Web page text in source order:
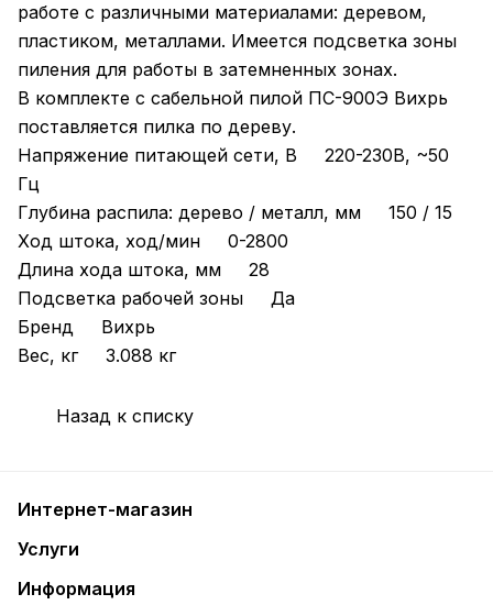
работе с различными материалами: деревом,
пластиком, металлами. Имеется подсветка зоны
пиления для работы в затемненных зонах.
В комплекте с сабельной пилой ПС-900Э Вихрь
поставляется пилка по дереву.
Напряжение питающей сети, В 220-230В, ~50
Гц
Глубина распила: дерево / металл, мм 150 / 15
Ход штока, ход/мин 0-2800
Длина хода штока, мм 28
Подсветка рабочей зоны Да
Бренд Вихрь
Вес, кг 3.088 кг
Назад к списку
Интернет-магазин
Услуги
Информация